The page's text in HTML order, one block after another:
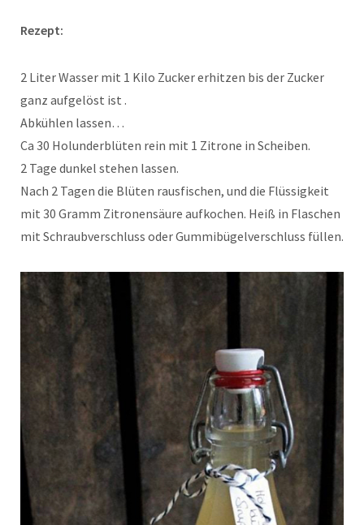
Rezept:
2 Liter Wasser mit 1 Kilo Zucker erhitzen bis der Zucker
ganz aufgelöst ist .
Abkühlen lassen…
Ca 30 Holunderblüten rein mit 1 Zitrone in Scheiben.
2 Tage dunkel stehen lassen.
Nach 2 Tagen die Blüten rausfischen, und die Flüssigkeit
mit 30 Gramm Zitronensäure aufkochen. Heiß in Flaschen
mit Schraubverschluss oder Gummibügelverschluss füllen.